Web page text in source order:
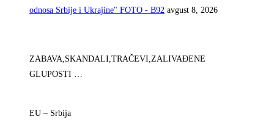
odnosa Srbije i Ukrajine" FOTO - B92 avgust 8, 2026
ZABAVA,SKANDALI,TRAČEVI,ZALIVAĐENE
GLUPOSTI …
EU – Srbija